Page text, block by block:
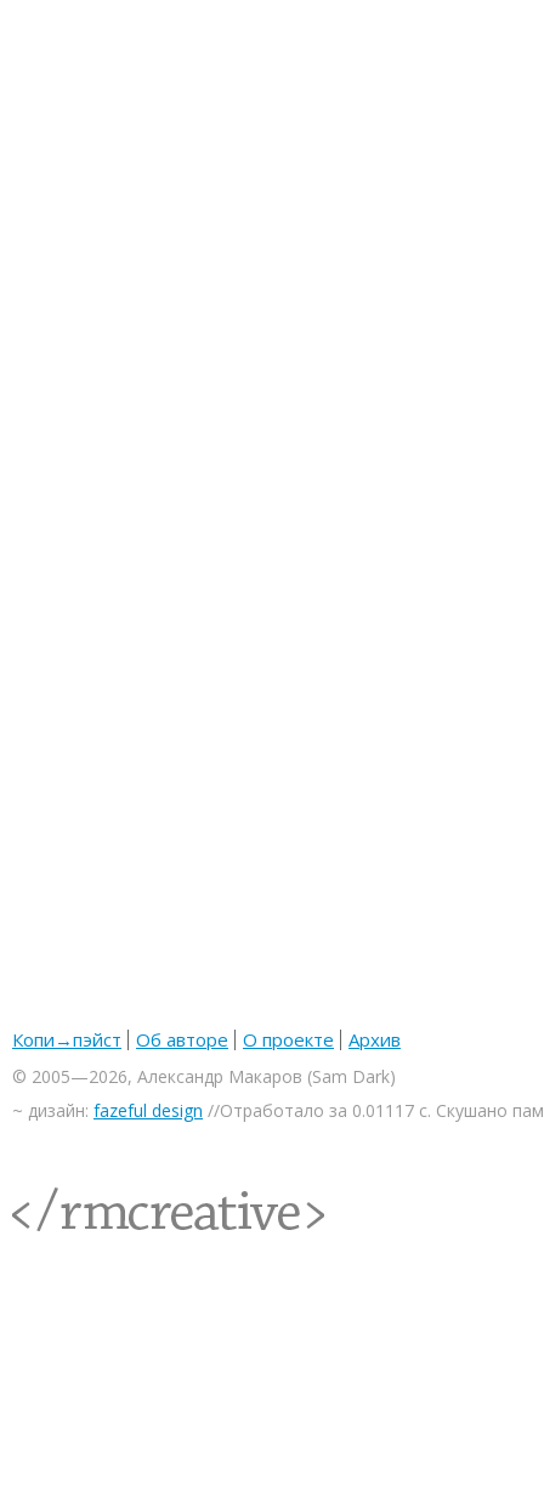
Копи→пэйст Об авторе О проекте Архив
© 2005—2026, Александр Макаров (Sam Dark)
~ дизайн: fazeful design //Отработало за 0.01117 с. Скушано
<rmcreative/>